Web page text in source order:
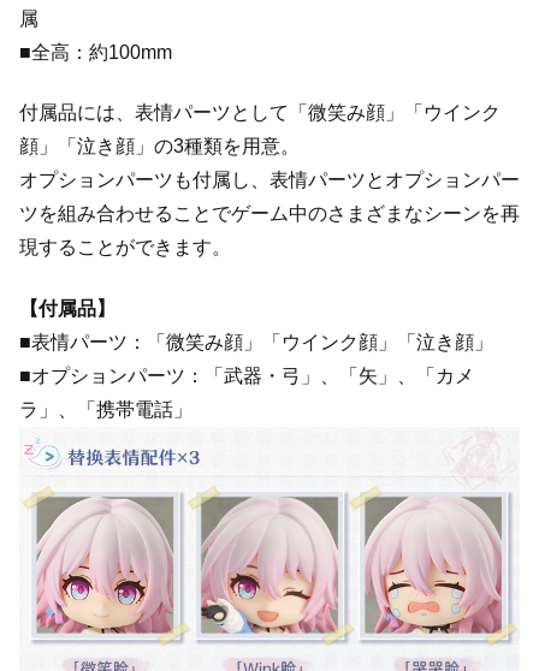
属
■全高：約100mm
付属品には、表情パーツとして「微笑み顔」「ウインク
顔」「泣き顔」の3種類を用意。
オプションパーツも付属し、表情パーツとオプションパー
ツを組み合わせることでゲーム中のさまざまなシーンを再
現することができます。
【付属品】
■表情パーツ：「微笑み顔」「ウインク顔」「泣き顔」
■オプションパーツ：「武器・弓」、「矢」、「カメ
ラ」、「携帯電話」